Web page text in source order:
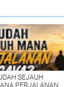
SEJAUH
PERJALANAN